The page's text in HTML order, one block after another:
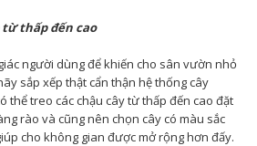
từ thấp đến cao
người dùng để khiến cho sân vườn nhỏ
sắp xếp thật cẩn thận hệ thống cây
thể treo các chậu cây từ thấp đến cao đặt
rào và cũng nên chọn cây có màu sắc
cho không gian được mở rộng hơn đấy.